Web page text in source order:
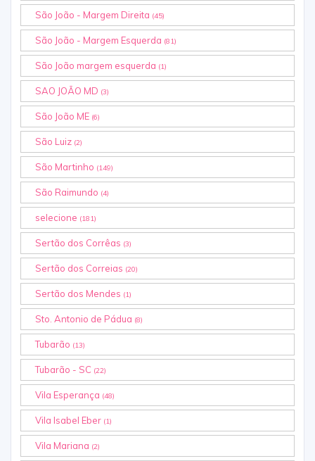
São João - Margem Direita (45)
São João - Margem Esquerda (81)
São João margem esquerda (1)
SAO JOÃO MD (3)
São João ME (6)
São Luiz (2)
São Martinho (149)
São Raimundo (4)
selecione (181)
Sertão dos Corrêas (3)
Sertão dos Correias (20)
Sertão dos Mendes (1)
Sto. Antonio de Pádua (8)
Tubarão (13)
Tubarão - SC (22)
Vila Esperança (48)
Vila Isabel Eber (1)
Vila Mariana (2)